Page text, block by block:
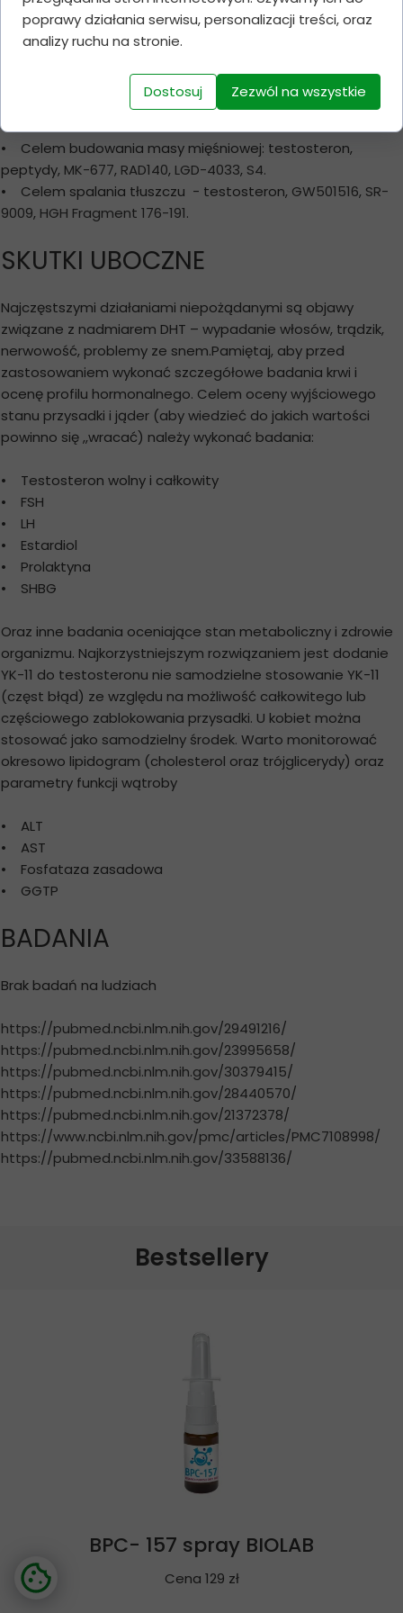
BPC- 157 spray BIOLAB
Cena 129 zł
jednorazowa dawka wynosi 2.5mg, z kolei optymalna to
5mg. Optymalna maksymalna dobowa dawka to 10-15mg
Środek można łączyć:
• Celem budowania masy mięśniowej: testosteron,
peptydy, MK-677, RAD140, LGD-4033, S4.
• Celem spalania tłuszczu - testosteron, GW501516, SR-
9009, HGH Fragment 176-191.
SKUTKI UBOCZNE
Najczęstszymi działaniami niepożądanymi są objawy
związane z nadmiarem DHT – wypadanie włosów, trądzik,
nerwowość, problemy ze snem.Pamiętaj, aby przed
zastosowaniem wykonać szczegółowe badania krwi i
ocenę profilu hormonalnego. Celem oceny wyjściowego
stanu przysadki i jąder (aby wiedzieć do jakich wartości
powinno się ,,wracać) należy wykonać badania:
• Testosteron wolny i całkowity
• FSH
• LH
• Estardiol
• Prolaktyna
• SHBG
Oraz inne badania oceniające stan metaboliczny i zdrowie
organizmu. Najkorzystniejszym rozwiązaniem jest dodanie
YK-11 do testosteronu nie samodzielne stosowanie YK-11
(częst błąd) ze względu na możliwość całkowitego lub
częściowego zablokowania przysadki. U kobiet można
stosować jako samodzielny środek. Warto monitorować
okresowo lipidogram (cholesterol oraz trójglicerydy) oraz
parametry funkcji wątroby
• ALT
• AST
• Fosfataza zasadowa
• GGTP
BADANIA
Brak badań na ludziach
https://pubmed.ncbi.nlm.nih.gov/29491216/
https://pubmed.ncbi.nlm.nih.gov/23995658/
https://pubmed.ncbi.nlm.nih.gov/30379415/
https://pubmed.ncbi.nlm.nih.gov/28440570/
https://pubmed.ncbi.nlm.nih.gov/21372378/
https://www.ncbi.nlm.nih.gov/pmc/articles/PMC7108998/
https://pubmed.ncbi.nlm.nih.gov/33588136/
Bestsellery
poprawy działania serwisu, personalizacji treści, oraz
analizy ruchu na stronie.
Dostosuj Zezwól na wszystkie